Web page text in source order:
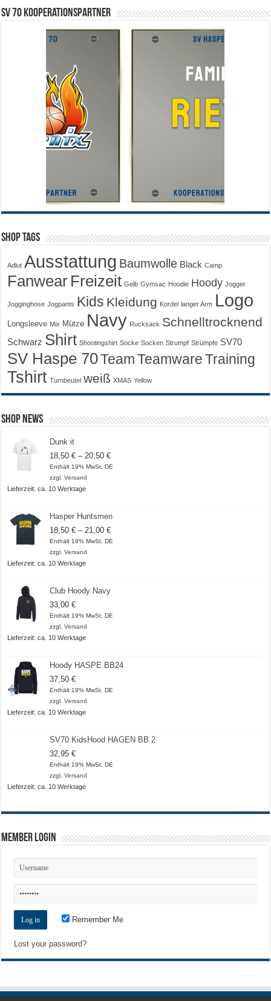
SV 70 Kooperationspartner
Shop Tags
Adlut Ausstattung Baumwolle Black Camp
Fanwear Freizeit Gelb Gymsac Hoodie Hoody Jogger
Jogginghose Jogpants Kids Kleidung Kordel langer Arm Logo
Longsleeve Mix Mütze Navy Rucksack Schnelltrocknend
Schwarz Shirt Shootingshirt Socke Socken Strumpf Strümpfe SV70
SV Haspe 70Team Teamware Training
Tshirt Turnbeutel weiß XMAS Yellow
Shop News
Dunk it
18,50€ – 20,50€Preisspanne:
18,50 €
Enthält 19% MwSt. DE
zzgl.Versand
Lieferzeit: ca. 10 Werktage
Hasper Huntsmen
18,50€ – 21,00€Preisspanne:
18,50 €
Enthält 19% MwSt. DE
zzgl.Versand
Lieferzeit: ca. 10 Werktage
Club Hoody Navy
33,00€
Enthält 19% MwSt. DE
zzgl.Versand
Lieferzeit: ca. 10 Werktage
Hoody HASPE BB24
37,50€
Enthält 19% MwSt. DE
zzgl.Versand
Lieferzeit: ca. 10 Werktage
SV70 KidsHood HAGEN BB 2
32,95€
Enthält 19% MwSt. DE
zzgl.Versand
Lieferzeit: ca. 10 Werktage
Member Login
Remember Me
Lost your password?